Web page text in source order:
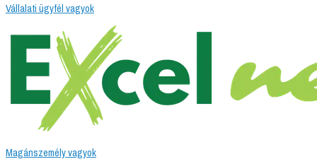
Vállalati ügyfél vagyok
Magánszemély vagyok